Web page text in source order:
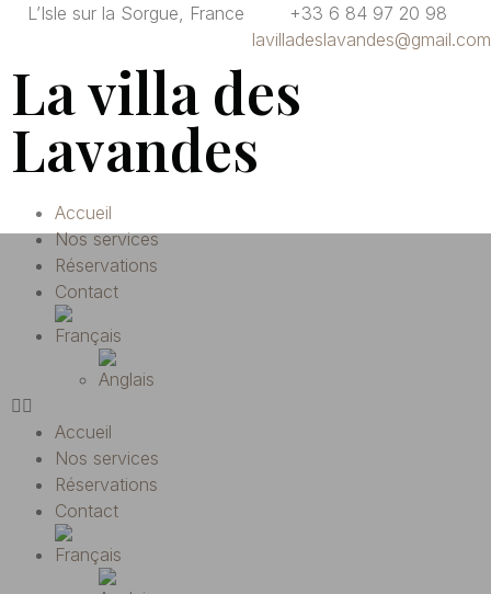
L’Isle sur la Sorgue, France
+33 6 84 97 20 98
lavilladeslavandes@gmail.com
La villa des
Lavandes
Accueil
Nos services
Réservations
Contact
Accueil
Nos services
Réservations
Contact